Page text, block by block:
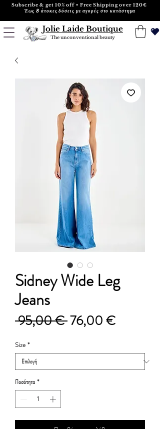
Subscribe & get 10% off • Free Shipping over 120€
Έως 8 άτοκες δόσεις με αγορές στο κατάστημα
Jolie Laide Boutique
The unconventional beauty
Sidney Wide Leg
Jeans
95,00 € Κανονική
76,00 €Τιμή
Size *
Ποσότητα *
Προσθήκη στο καλάθι